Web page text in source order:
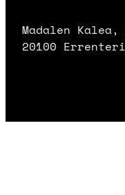
Madalen Kalea,
20100